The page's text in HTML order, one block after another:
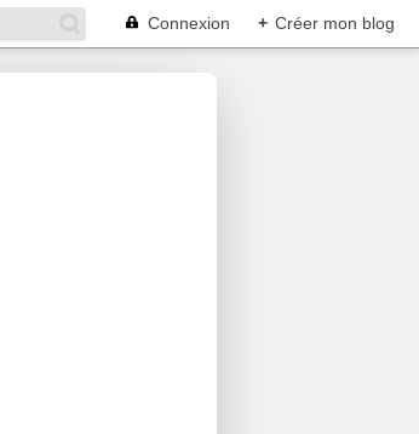
Connexion + Créer mon blog